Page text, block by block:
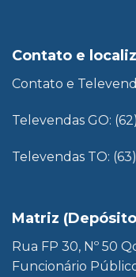
Contato e
Contato e
Televendas GO:
Televendas TO:
Matriz
Rua FP 30, Nº 50
Funcionário